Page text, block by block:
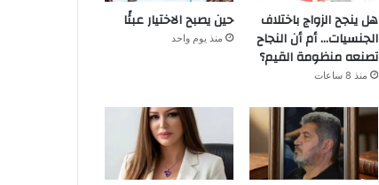
هل ينجح الزواج باختلاف
الجنسيات… أم أن النجاح
تصنعه منظومة القيم؟
منذ 8 ساعات
حين يصبح الاختيار عبئًا
منذ يوم واحد